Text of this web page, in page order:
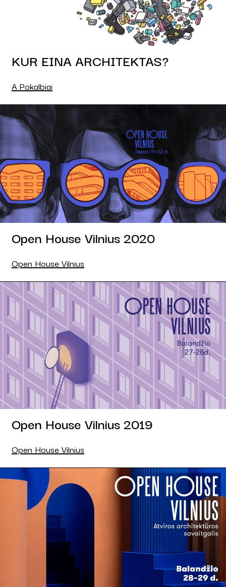
KUR EINA ARCHITEKTAS?
A Pokalbiai
Open House Vilnius 2020
Open House Vilnius
Open House Vilnius 2019
Open House Vilnius